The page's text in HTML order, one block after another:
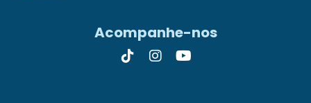
Acompanhe-nos